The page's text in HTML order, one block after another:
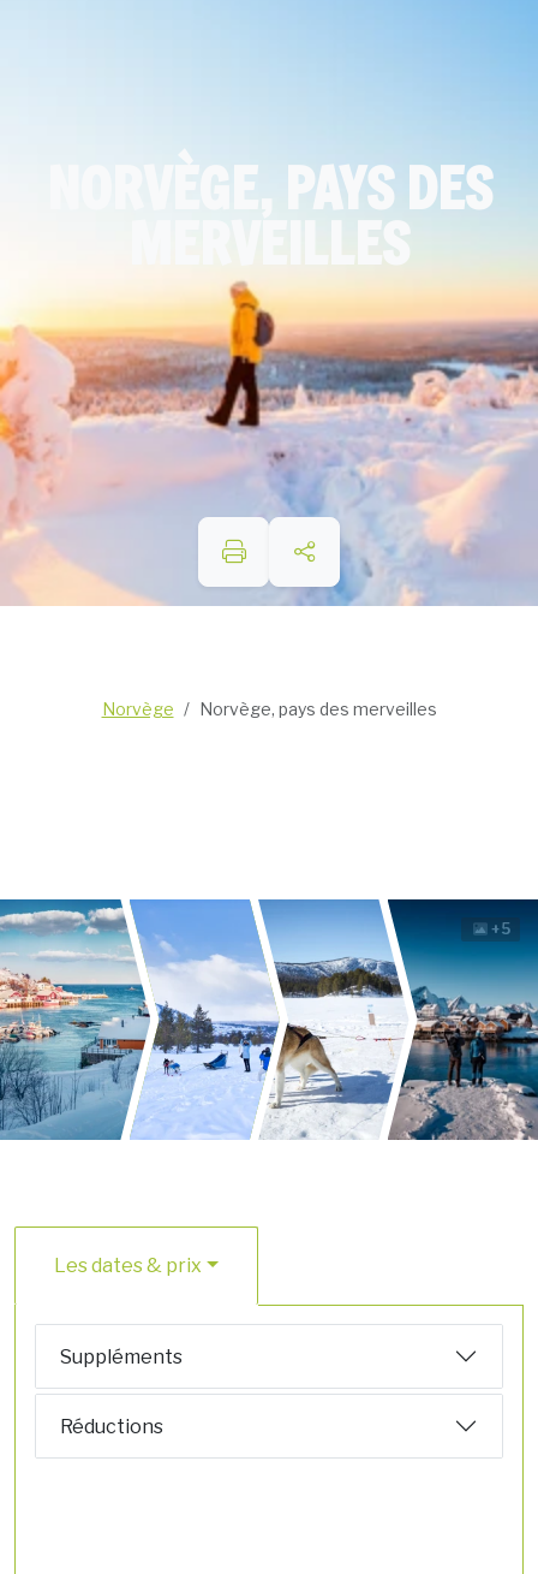
NORVÈGE, PAYS DES
MERVEILLES
Norvège Norvège, pays des merveilles
+5
Les dates & prix
Suppléments
Réductions